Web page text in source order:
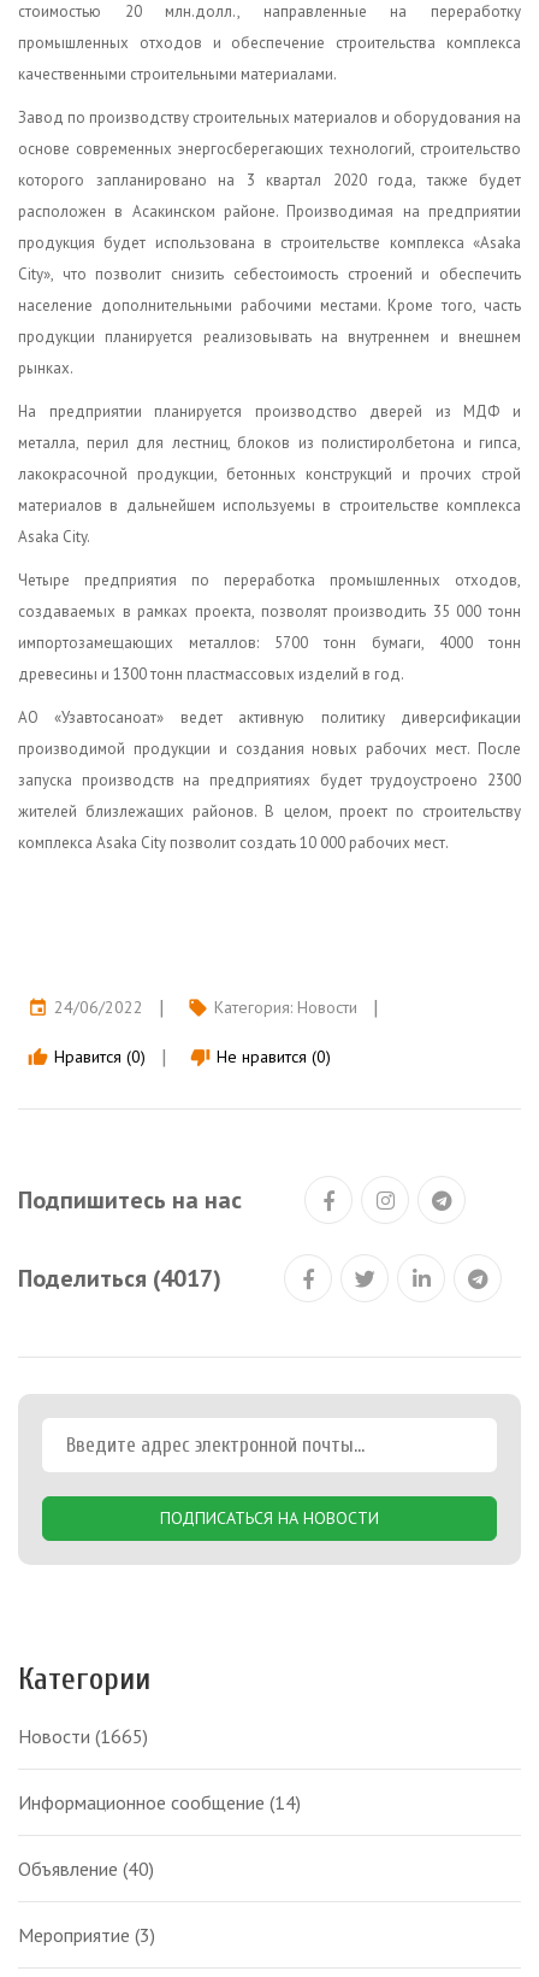
стоимостью 20 млн.долл., направленные на переработку
промышленных отходов и обеспечение строительства комплекса
качественными строительными материалами.
Завод по производству строительных материалов и оборудования на
основе современных энергосберегающих технологий, строительство
которого запланировано на 3 квартал 2020 года, также будет
расположен в Асакинском районе. Производимая на предприятии
продукция будет использована в строительстве комплекса «Asaka
City», что позволит снизить себестоимость строений и обеспечить
население дополнительными рабочими местами. Кроме того, часть
продукции планируется реализовывать на внутреннем и внешнем
рынках.
На предприятии планируется производство дверей из МДФ и
металла, перил для лестниц, блоков из полистиролбетона и гипса,
лакокрасочной продукции, бетонных конструкций и прочих строй
материалов в дальнейшем используемы в строительстве комплекса
Asaka City.
Четыре предприятия по переработка промышленных отходов,
создаваемых в рамках проекта, позволят производить 35 000 тонн
импортозамещающих металлов: 5700 тонн бумаги, 4000 тонн
древесины и 1300 тонн пластмассовых изделий в год.
АО «Узавтосаноат» ведет активную политику диверсификации
производимой продукции и создания новых рабочих мест. После
запуска производств на предприятиях будет трудоустроено 2300
жителей близлежащих районов. В целом, проект по строительству
комплекса Asaka City позволит создать 10 000 рабочих мест.
event 24/06/2022 local_offer Категория: Новости
thumb_up Нравится (0) thumb_down Не нравится (0)
Подпишитесь на нас
Поделиться (4017)
ПОДПИСАТЬСЯ НА НОВОСТИ
Категории
Новости (1665)
Информационное сообщение (14)
Объявление (40)
Мероприятие (3)